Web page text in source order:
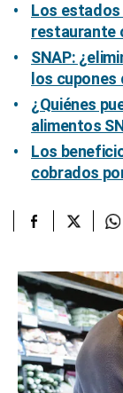
Los estados
restaurante
SNAP:
los
¿Quiénes
alimentos
Los
cobrados